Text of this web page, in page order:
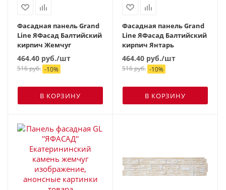
Фасадная панель Grand
Line ЯФасад Балтийский
кирпич Жемчуг
464.40 руб./шт
516руб. -10%
В КОРЗИНУ
Фасадная панель Grand
Line ЯФасад Балтийский
кирпич Янтарь
464.40 руб./шт
516руб. -10%
В КОРЗИНУ